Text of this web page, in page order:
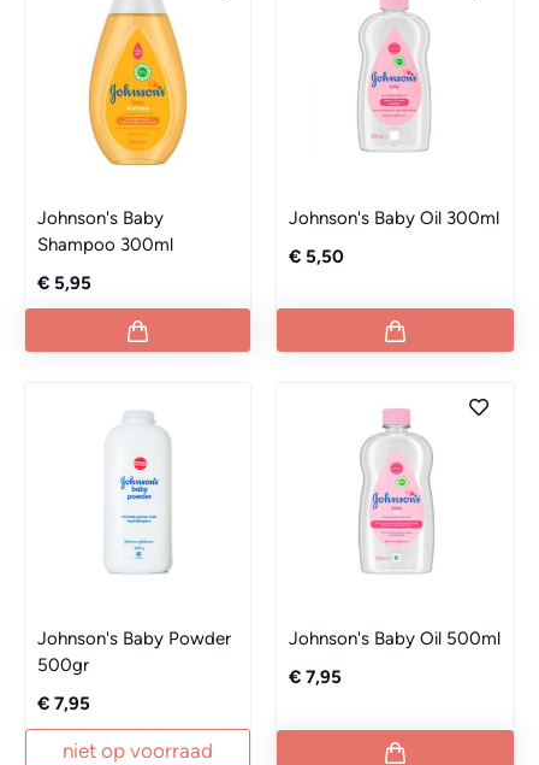
Johnson's Baby
Shampoo 300ml
€ 5,95
Johnson's Baby Oil 300ml
€ 5,50
Johnson's Baby Powder
500gr
€ 7,95
niet op voorraad
Johnson's Baby Oil 500ml
€ 7,95